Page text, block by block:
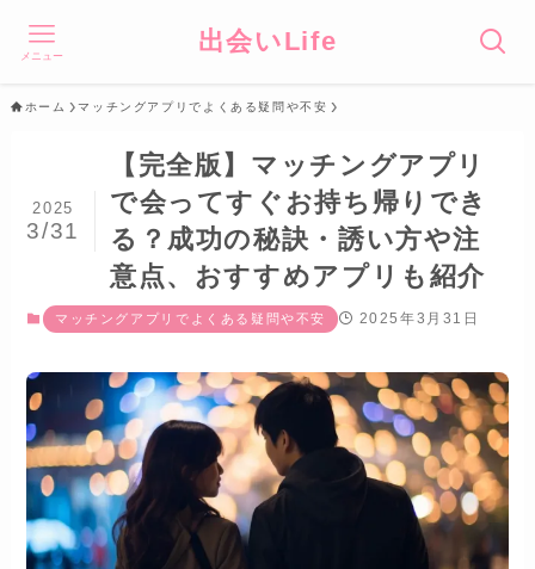
出会いLife
メニュー
ホーム マッチングアプリでよくある疑問や不安
【完全版】マッチングアプリ
で会ってすぐお持ち帰りでき
る？成功の秘訣・誘い方や注
意点、おすすめアプリも紹介
2025
3/31
マッチングアプリでよくある疑問や不安 2025年3月31日